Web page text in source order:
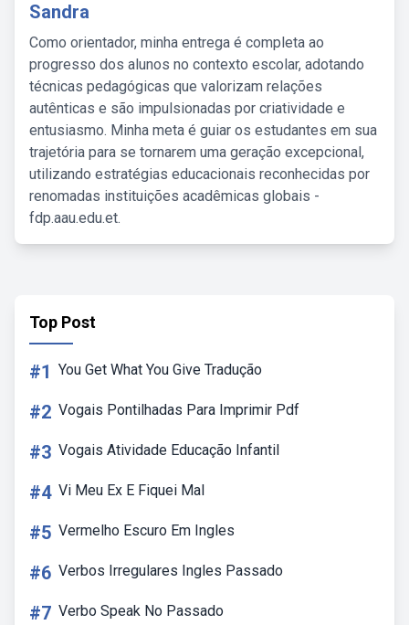
Sandra
Como orientador, minha entrega é completa ao
progresso dos alunos no contexto escolar, adotando
técnicas pedagógicas que valorizam relações
autênticas e são impulsionadas por criatividade e
entusiasmo. Minha meta é guiar os estudantes em sua
trajetória para se tornarem uma geração excepcional,
utilizando estratégias educacionais reconhecidas por
renomadas instituições acadêmicas globais -
fdp.aau.edu.et.
Top Post
#1 You Get What You Give Tradução
#2 Vogais Pontilhadas Para Imprimir Pdf
#3 Vogais Atividade Educação Infantil
#4 Vi Meu Ex E Fiquei Mal
#5 Vermelho Escuro Em Ingles
#6 Verbos Irregulares Ingles Passado
#7 Verbo Speak No Passado